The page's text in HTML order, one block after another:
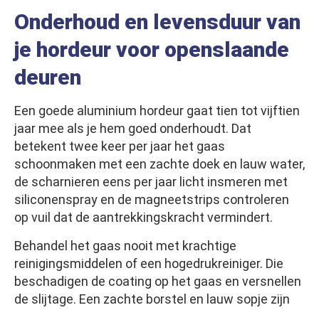
Onderhoud en levensduur van
je hordeur voor openslaande
deuren
Een goede aluminium hordeur gaat tien tot vijftien
jaar mee als je hem goed onderhoudt. Dat
betekent twee keer per jaar het gaas
schoonmaken met een zachte doek en lauw water,
de scharnieren eens per jaar licht insmeren met
siliconenspray en de magneetstrips controleren
op vuil dat de aantrekkingskracht vermindert.
Behandel het gaas nooit met krachtige
reinigingsmiddelen of een hogedrukreiniger. Die
beschadigen de coating op het gaas en versnellen
de slijtage. Een zachte borstel en lauw sopje zijn